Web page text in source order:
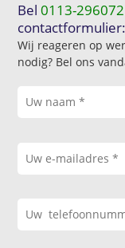
Bel0113-296072
contactformulier:
Wij reageren op
nodig? Bel ons